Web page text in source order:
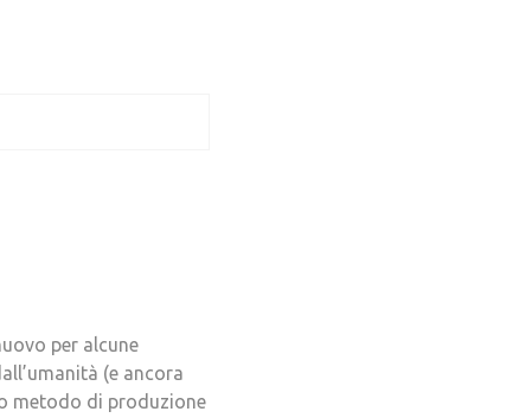
per alcune
(e ancora
metodo di produzione